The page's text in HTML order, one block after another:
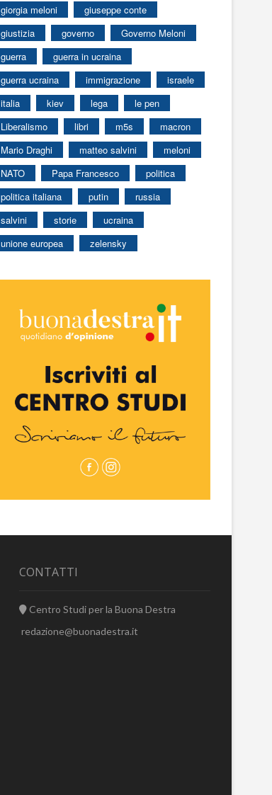
giorgia meloni
giuseppe conte
giustizia
governo
Governo Meloni
guerra
guerra in ucraina
guerra ucraina
immigrazione
israele
italia
kiev lega
le pen
Liberalismo
libri m5s
macron
Mario Draghi
matteo salvini
meloni
NATO
Papa Francesco
politica
politica italiana
putin
russia
salvini
storie
ucraina
unione europea
zelensky
CONTATTI
Centro Studi per la Buona Destra
redazione@buonadestra.it